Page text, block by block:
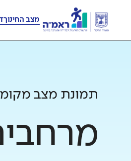
מצב החינוך
תמונת מצב